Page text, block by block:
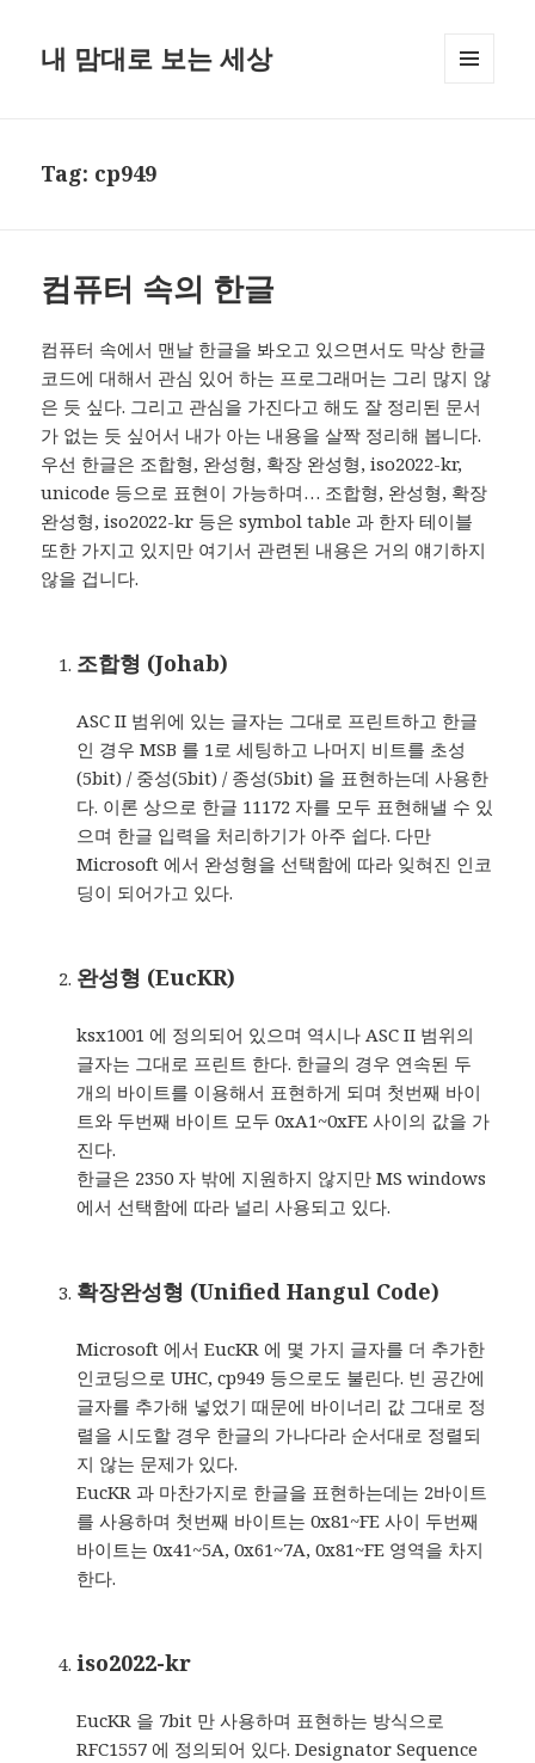
내 맘대로 보는 세상
Tag: cp949
컴퓨터 속의 한글
컴퓨터 속에서 맨날 한글을 봐오고 있으면서도 막상 한글
코드에 대해서 관심 있어 하는 프로그래머는 그리 많지 않
은 듯 싶다. 그리고 관심을 가진다고 해도 잘 정리된 문서
가 없는 듯 싶어서 내가 아는 내용을 살짝 정리해 봅니다.
우선 한글은 조합형, 완성형, 확장 완성형, iso2022-kr,
unicode 등으로 표현이 가능하며… 조합형, 완성형, 확장
완성형, iso2022-kr 등은 symbol table 과 한자 테이블
또한 가지고 있지만 여기서 관련된 내용은 거의 얘기하지
않을 겁니다.
조합형 (Johab)
ASC II 범위에 있는 글자는 그대로 프린트하고 한글
인 경우 MSB 를 1로 세팅하고 나머지 비트를 초성
(5bit) / 중성(5bit) / 종성(5bit) 을 표현하는데 사용한
다. 이론 상으로 한글 11172 자를 모두 표현해낼 수 있
으며 한글 입력을 처리하기가 아주 쉽다. 다만
Microsoft 에서 완성형을 선택함에 따라 잊혀진 인코
딩이 되어가고 있다.
완성형 (EucKR)
ksx1001 에 정의되어 있으며 역시나 ASC II 범위의
글자는 그대로 프린트 한다. 한글의 경우 연속된 두
개의 바이트를 이용해서 표현하게 되며 첫번째 바이
트와 두번째 바이트 모두 0xA1~0xFE 사이의 값을 가
진다.
한글은 2350 자 밖에 지원하지 않지만 MS windows
에서 선택함에 따라 널리 사용되고 있다.
확장완성형 (Unified Hangul Code)
Microsoft 에서 EucKR 에 몇 가지 글자를 더 추가한
인코딩으로 UHC, cp949 등으로도 불린다. 빈 공간에
글자를 추가해 넣었기 때문에 바이너리 값 그대로 정
렬을 시도할 경우 한글의 가나다라 순서대로 정렬되
지 않는 문제가 있다.
EucKR 과 마찬가지로 한글을 표현하는데는 2바이트
를 사용하며 첫번째 바이트는 0x81~FE 사이 두번째
바이트는 0x41~5A, 0x61~7A, 0x81~FE 영역을 차지
한다.
iso2022-kr
EucKR 을 7bit 만 사용하며 표현하는 방식으로
RFC1557 에 정의되어 있다. Designator Sequence